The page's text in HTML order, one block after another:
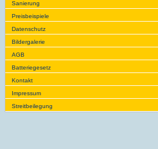
Sanie­rung
Preis­beispiele
Daten­schutz
Bilder­galerie
AGB
Batte­rie­gesetz
Kontakt
Impres­sum
Streit­bei­legung